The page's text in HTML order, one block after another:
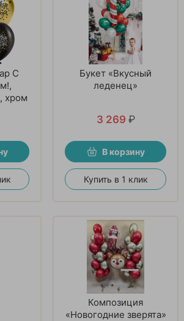
С
хром
Букет «Вкусный
леденец»
3 269 ₽
В корзину
Купить в 1 клик
Композиция
«Новогодние зверята»